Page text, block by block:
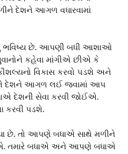
દેશને આગળ વધારવામાં
છે. આપણી બધી આશાઓ
કહેવા માંગીએ છીએ કે
વિકાસ કરવો પડશે અને
દેશને આગળ લઈ જવામાં આપ
દેશની સેવા કરવી જોઈએ.
કરવી પડશે.
છે. તો આપણે બધાએ સાથે મળીને
તમારે બધાએ અને આપણે બધાએ